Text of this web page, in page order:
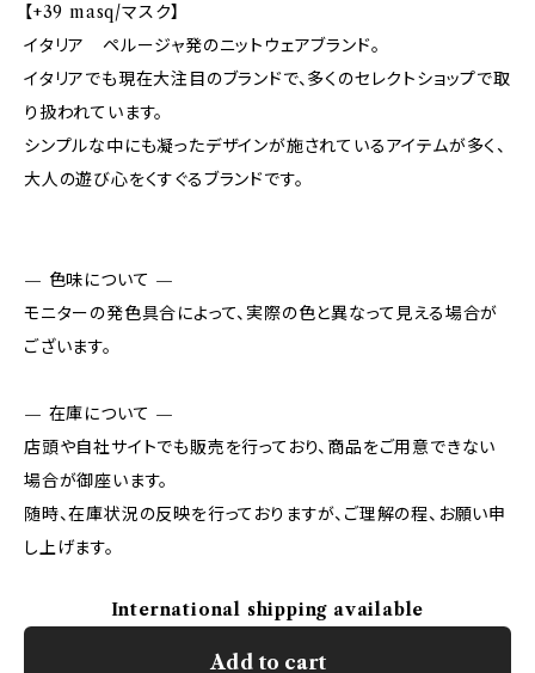
【+39 masq/マスク】
イタリア ペルージャ発のニットウェアブランド。
イタリアでも現在大注目のブランドで、多くのセレクトショップで取
り扱われています。
シンプルな中にも凝ったデザインが施されているアイテムが多く、
大人の遊び心をくすぐるブランドです。
— 色味について —
モニターの発色具合によって、実際の色と異なって見える場合が
ございます。
— 在庫について —
店頭や自社サイトでも販売を行っており、商品をご用意できない
場合が御座います。
随時、在庫状況の反映を行っておりますが、ご理解の程、お願い申
し上げます。
International shipping available
Add to cart